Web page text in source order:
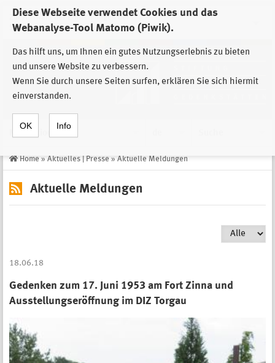
Diese Webseite verwendet Cookies und das
Webanalyse-Tool Matomo (Piwik).
Das hilft uns, um Ihnen ein gutes Nutzungserlebnis zu bieten
und unsere Website zu verbessern.
Wenn Sie durch unsere Seiten surfen, erklären Sie sich hiermit
einverstanden.
OK Info
Zur Auswahl der Einrichtungen der
Stiftung Sächsische Gedenkstätten
Home » Aktuelles | Presse » Aktuelle Meldungen
Aktuelle Meldungen
18.06.18
Gedenken zum 17. Juni 1953 am Fort Zinna und
Ausstellungseröffnung im DIZ Torgau